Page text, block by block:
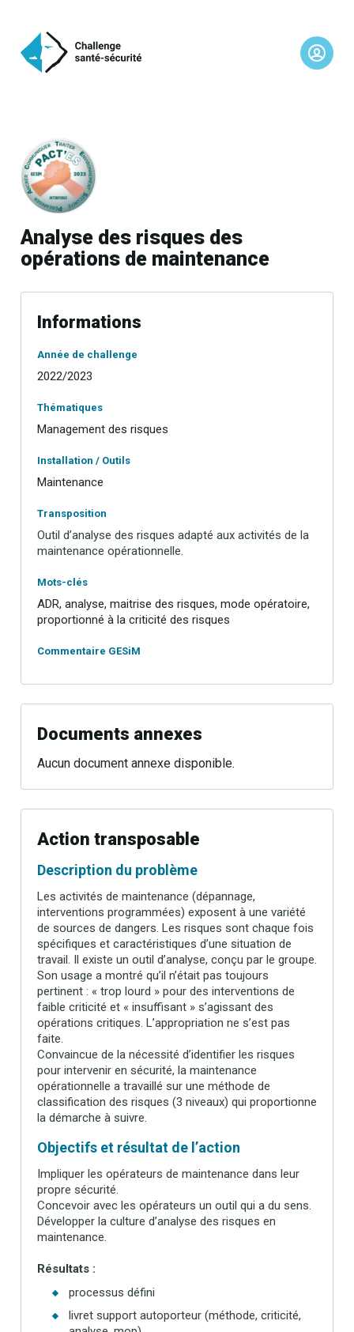
Analyse des risques des
opérations de maintenance
Informations
Année de challenge
2022/2023
Thématiques
Management des risques
Installation / Outils
Maintenance
Transposition
Outil d’analyse des risques adapté aux activités de la
maintenance opérationnelle.
Mots-clés
ADR, analyse, maitrise des risques, mode opératoire,
proportionné à la criticité des risques
Commentaire GESiM
Documents annexes
Aucun document annexe disponible.
Action transposable
Description du problème
Les activités de maintenance (dépannage,
interventions programmées) exposent à une variété
de sources de dangers. Les risques sont chaque fois
spécifiques et caractéristiques d’une situation de
travail. Il existe un outil d’analyse, conçu par le groupe.
Son usage a montré qu’il n’était pas toujours
pertinent : « trop lourd » pour des interventions de
faible criticité et « insuffisant » s’agissant des
opérations critiques. L’appropriation ne s’est pas
faite.
Convaincue de la nécessité d’identifier les risques
pour intervenir en sécurité, la maintenance
opérationnelle a travaillé sur une méthode de
classification des risques (3 niveaux) qui proportionne
la démarche à suivre.
Objectifs et résultat de l’action
Impliquer les opérateurs de maintenance dans leur
propre sécurité.
Concevoir avec les opérateurs un outil qui a du sens.
Développer la culture d’analyse des risques en
maintenance.
Résultats :
processus défini
livret support autoporteur (méthode, criticité,